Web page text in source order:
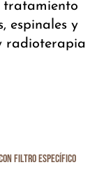
tratamiento
espinales y
radioterapia